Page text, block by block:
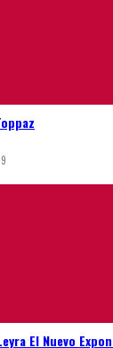
El Nuevo